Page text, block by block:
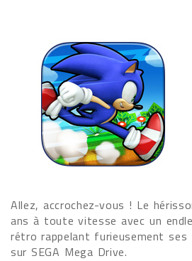
Allez, accrochez-vous ! Le
ans à toute vitesse avec un
rétro rappelant furieusement ses
sur SEGA Mega Drive.